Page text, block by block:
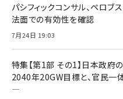
パシフィックコンサル、ペロ
法面での有効性を確認
7月24日 19:03
特集【第1部 その1】日本政
2040年20GW目標と、官民一
―